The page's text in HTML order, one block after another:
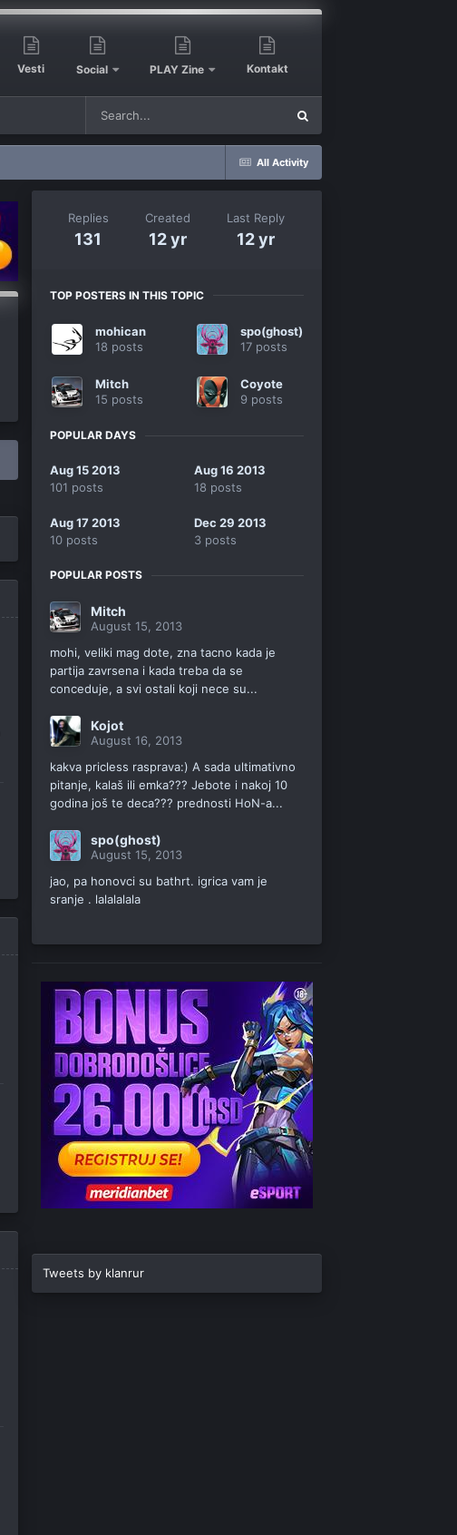
Vesti Social PLAY Zine Kontakt
All Activity
Replies
131
Created
12 yr
Last Reply
12 yr
TOP POSTERS IN THIS TOPIC
mohican
18 posts
spo(ghost)
17 posts
Mitch
15 posts
Coyote
9 posts
POPULAR DAYS
Aug 15 2013
101 posts
Aug 16 2013
18 posts
Aug 17 2013
10 posts
Dec 29 2013
3 posts
POPULAR POSTS
Mitch
August 15, 2013
mohi, veliki mag dote, zna tacno kada je
partija zavrsena i kada treba da se
conceduje, a svi ostali koji nece su...
Kojot
August 16, 2013
kakva pricless rasprava:) A sada ultimativno
pitanje, kalaš ili emka??? Jebote i nakoj 10
godina još te deca??? prednosti HoN-a...
spo(ghost)
August 15, 2013
jao, pa honovci su bathrt. igrica vam je
sranje . lalalalala
Tweets by klanrur